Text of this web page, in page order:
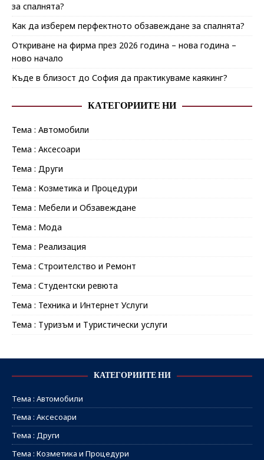
за спалнята?
Как да изберем перфектното обзавеждане за спалнята?
Откриване на фирма през 2026 година – нова година –
ново начало
Къде в близост до София да практикуваме каякинг?
КАТЕГОРИИТЕ НИ
Тема : Автомобили
Тема : Аксесоари
Тема : Други
Тема : Козметика и Процедури
Тема : Мебели и Обзавеждане
Тема : Мода
Тема : Реализация
Тема : Строителство и Ремонт
Тема : Студентски ревюта
Тема : Техника и Интернет Услуги
Тема : Туризъм и Туристически услуги
КАТЕГОРИИТЕ НИ
Тема : Автомобили
Тема : Аксесоари
Тема : Други
Тема : Козметика и Процедури